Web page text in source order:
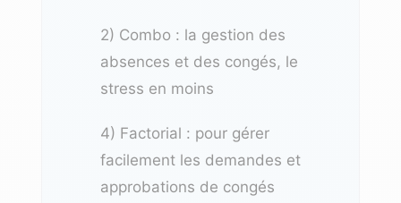
2) Combo : la gestion des
absences et des congés, le
stress en moins
4) Factorial : pour gérer
facilement les demandes et
approbations de congés